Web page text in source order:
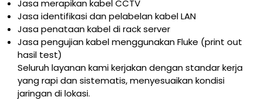
Jasa merapikan kabel CCTV
Jasa identifikasi dan pelabelan kabel LAN
Jasa penataan kabel di rack server
Jasa pengujian kabel menggunakan Fluke (print out
hasil test)
Seluruh layanan kami kerjakan dengan standar kerja
yang rapi dan sistematis, menyesuaikan kondisi
jaringan di lokasi.